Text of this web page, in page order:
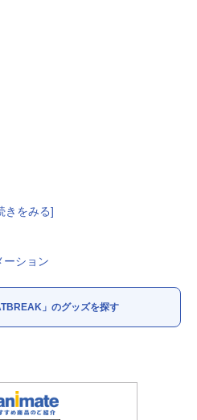
子
ーション
」のグッズを探す